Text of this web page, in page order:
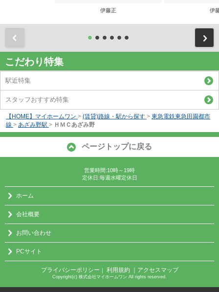
伊藤正 伊
こだわり特集
駅近特集
スタッフおすすめ特集
【HOME】マイホームワン > (賃貸)路線・駅から探す > 東急電鉄東急田園都市
線 > あざみ野駅 > ＨＭＣあざみ野
ページトップに戻る
営業時間:10時～19時
定休日:毎週水曜定休日
ホーム
会社概要
お問い合わせ
PCサイト
プライバシーポリシー 利用規約 ｜アクセスマップ
Copyright(c) 株式会社マイホームワン All rights reserved.